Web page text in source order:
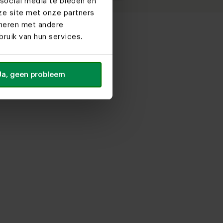
site met onze partners
met andere
van hun services.
geen probleem